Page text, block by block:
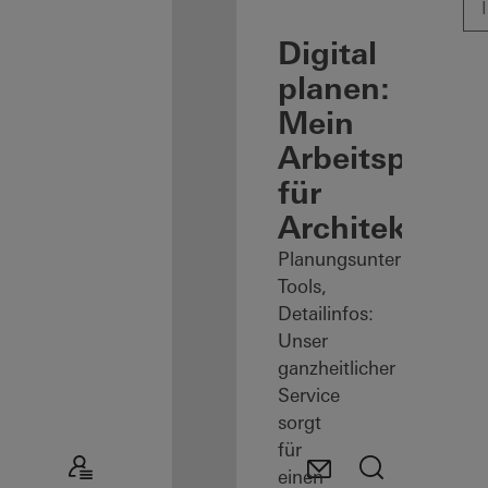
Digital
planen:
Mein
Arbeitsplatz
für
Architekten
Planungsunterlagen,
Tools,
Detailinfos:
Unser
ganzheitlicher
Service
sorgt
für
einen